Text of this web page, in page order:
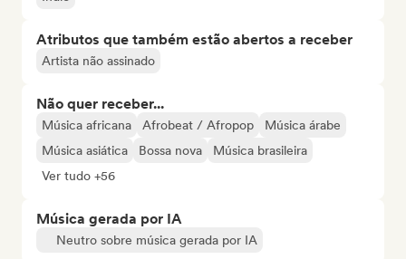
Atributos que também estão abertos a receber
Artista não assinado
Não quer receber...
Música africana Afrobeat / Afropop
Música árabe
Música asiática
Bossa nova
Música brasileira
Ver tudo +56
Música gerada por IA
Neutro sobre música gerada por IA